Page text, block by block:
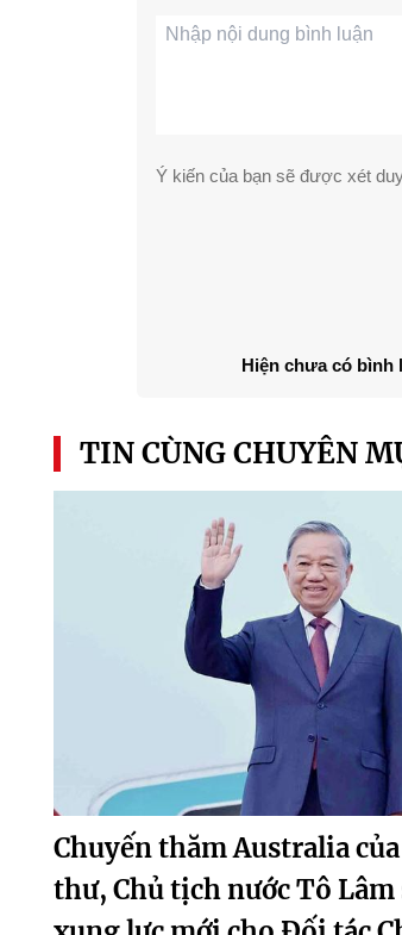
Ý kiến của bạn sẽ được xét
Hiện chưa có bình
TIN CÙNG CHUYÊN
Chuyến thăm Australia
thư, Chủ tịch nước Tô Lâm